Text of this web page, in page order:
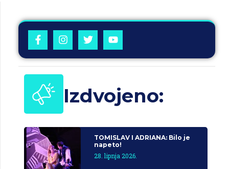
Izdvojeno:
TOMISLAV I ADRIANA: Bilo je
napeto!
28. lipnja 2026.